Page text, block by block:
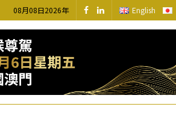
08月08日2026年 English